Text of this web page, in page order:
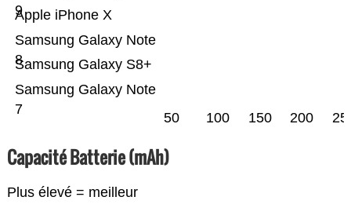
Samsung Galaxy Note
7
Samsung Galaxy S8+
Samsung Galaxy Note
8
Apple iPhone X
9
50 100 150 200
Capacité Batterie (mAh)
Plus élevé = meilleur